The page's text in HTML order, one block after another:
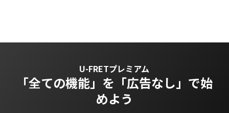
U-FRETプレミアム
「全ての機能」を 「広告なし」で始
めよう